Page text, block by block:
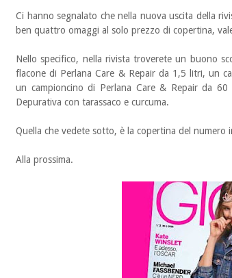
Ci hanno segnalato che nella nuova uscita della
ben quattro omaggi al solo prezzo di copertina,
Nello specifico, nella rivista troverete un buono
flacone di Perlana Care & Repair da 1,5 litri, un
un campioncino di Perlana Care & Repair da
Depurativa con tarassaco e curcuma.
Quella che vedete sotto, è la copertina del numero
Alla prossima.